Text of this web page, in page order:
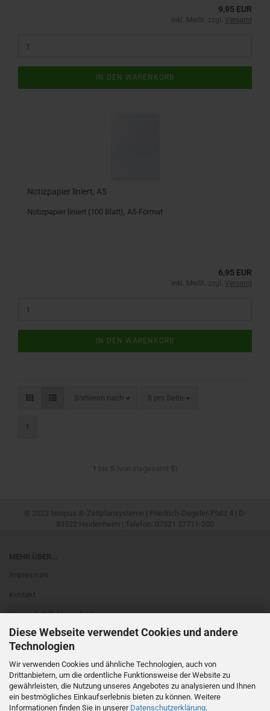
Diese Webseite verwendet Cookies und andere
Technologien
Wir verwenden Cookies und ähnliche Technologien, auch von
Drittanbietern, um die ordentliche Funktionsweise der Website zu
gewährleisten, die Nutzung unseres Angebotes zu analysieren und Ihnen
ein bestmögliches Einkaufserlebnis bieten zu können. Weitere
Informationen finden Sie in unserer Datenschutzerklärung.
9,95 EUR
inkl. MwSt. zzgl. Versand
IN DEN WARENKORB
Notizpapier liniert, A5
Notizpapier liniert (100 Blatt), A5-Format
6,95 EUR
inkl. MwSt. zzgl. Versand
IN DEN WARENKORB
Sortieren nach 8 pro Seite
1
© 2023 tempus.®-Zeitplansysteme | Friedrich-Degeler-Platz 4 | D-
89522 Heidenheim | Telefon: 07321 27711-200
Versand- & Zahlungsbedingungen
Widerrufsrecht & Muster-Widerrufsformular
AGB
Privatsphäre und Datenschutz